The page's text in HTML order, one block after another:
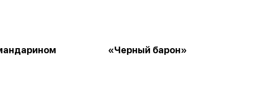
«Черный барон»